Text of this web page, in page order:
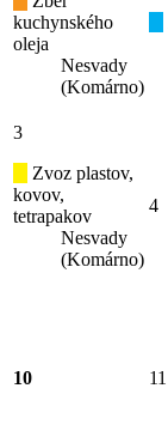
kuchynského
oleja
Nesvady
(Komárno)
3
Zvoz plastov,
kovov,
tetrapakov
Nesvady
(Komárno)
4
10 11